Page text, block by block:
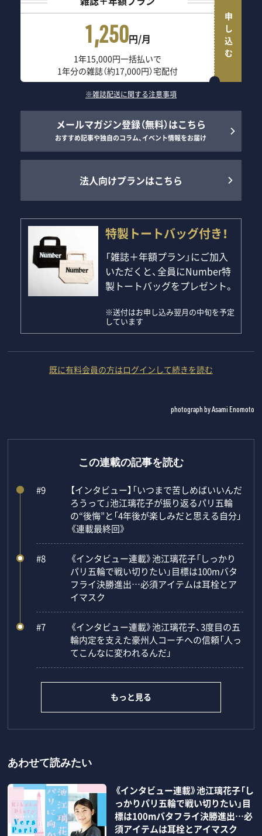
1,250円/月
1年15,000円一括払いで
1年分の雑誌（約17,000円）宅配付
申し込む
※雑誌配送に関する注意事項
メールマガジン登録（無料）はこちら
おすすめ記事や独自のコラム、イベント情報をお届け
法人向けプランはこちら
特製トートバッグ付き！
「雑誌＋年額プラン」にご加入
いただくと、全員にNumber特
製トートバッグをプレゼント。
※送付はお申し込み翌月の中旬を予定
しています
既に有料会員の方はログインして続きを読む
photograph by Asami Enomoto
この連載の記事を読む
#9
【インタビュー】「いつまで苦しめばいいんだ
ろうって」池江璃花子が振り返るパリ五輪
の“後悔”と「4年後が楽しみだと思える自分」
《連載最終回》
#8
《インタビュー連載》池江璃花子「しっかり
パリ五輪で戦い切りたい」目標は100mバタ
フライ決勝進出…必須アイテムは耳栓とア
イマスク
#7
《インタビュー連載》池江璃花子、3度目の五
輪内定を支えた豪州人コーチへの信頼「人っ
てこんなに変われるんだ」
もっと見る
あわせて読みたい
《インタビュー連載》池江璃花子「し
っかりパリ五輪で戦い切りたい」目
標は100mバタフライ決勝進出…必
須アイテムは耳栓とアイマスク